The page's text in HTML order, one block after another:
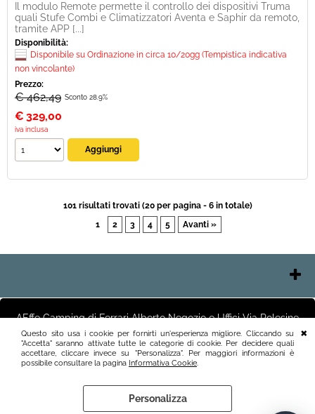
Questo sito usa i cookie per fornirti un'esperienza migliore. Cliccando su
"Accetta" saranno attivate tutte le categorie di cookie. Per decidere quali
accettare, cliccare invece su "Personalizza". Per maggiori informazioni è
possibile consultare la pagina Informativa Cookie.
Personalizza
Il modulo Remote permette il controllo dei dispositivi Truma
quali Stufe Combi e Climatizzatori Aventa e Saphir da remoto,
tramite APP [...]
Disponibilità:
Disponibile su Ordinazione in circa 10/20gg (Tempistica indicativa
non vincolante)
Prezzo:
€ 462,49 Sconto 28.9%
€ 329,00
iva inclusa
101 risultati trovati (20 per pagina - 6 in totale)
1
2 3 4 5 Avanti »
Spedizioni
Recesso e Condizioni
AEffe Camping di Ferrari Alberto Negozio e Uffici Via Polesine
2 25125 Brescia (BS) Magazzino Via Friuli 3 25125 Brescia (BS)
Italia P.I.03411250982 info@aeffecamping.it tel.3887818400
Preferenze cookie